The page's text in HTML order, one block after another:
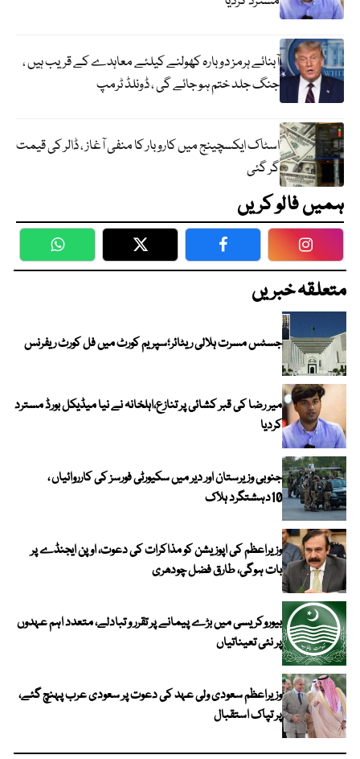
آبنائے ہرمز دوبارہ کھولنے کیلئے معاہدے کے قریب ہیں ،
جنگ جلد ختم ہو جائے گی ، ڈونلڈ ٹرمپ
اسٹاک ایکسچینج میں کاروبار کا منفی آغاز ، ڈالر کی قیمت
گر گئی
ہمیں فالو کریں
WhatsApp Twitter Facebook
متعلقہ خبریں
جسٹس مسرت ہلالی ریٹائر؛سپریم کورٹ میں فل کورٹ ریفرنس
میر رضا کی قبر کشائی پر تنازع،اہلخانہ نے نیا میڈیکل بورڈ مسترد
کردیا
جنوبی وزیرستان اور دیر میں سکیورٹی فورسز کی کارروائیاں ،
10دہشتگرد ہلاک
وزیراعظم کی اپوزیشن کو مذاکرات کی دعوت، اوپن ایجنڈے پر
بات ہوگی، طارق فضل چودھری
بیوروکریسی میں بڑے پیمانے پر تقرر و تبادلے، متعدد اہم عہدوں
پر نئی تعیناتیاں
وزیراعظم سعودی ولی عہد کی دعوت پر سعودی عرب پہنچ گئے،
پر تپاک استقبال